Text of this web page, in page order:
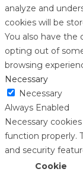
analyze and
cookies will be
You also have
opting out of
browsing
Necessary
Necessary
Always Enabled
Necessary
function properly.
and security
Cookie